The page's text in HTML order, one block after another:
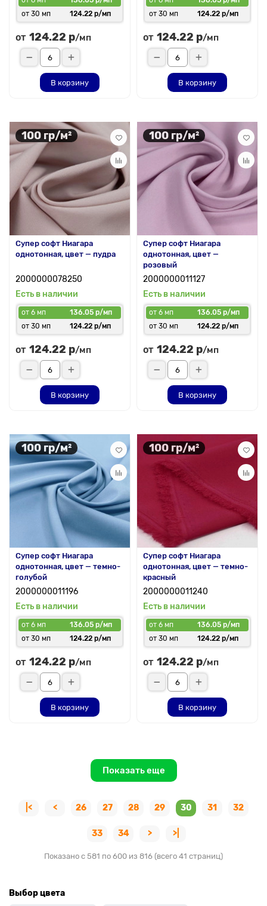
от 30 мп
124.22 р/мп
от 124.22 р/мп
В корзину
от 30 мп
124.22 р/мп
от 124.22 р/мп
В корзину
100 гр/м²
Супер софт Ниагара
однотонная, цвет — пудра
2000000078250
Есть в наличии
от 6 мп
136.05 р/мп
от 30 мп
124.22 р/мп
от 124.22 р/мп
В корзину
100 гр/м²
Супер софт Ниагара
однотонная, цвет —
розовый
2000000011127
Есть в наличии
от 6 мп
136.05 р/мп
от 30 мп
124.22 р/мп
от 124.22 р/мп
В корзину
100 гр/м²
Супер софт Ниагара
однотонная, цвет — темно-
голубой
2000000011196
Есть в наличии
от 6 мп
136.05 р/мп
от 30 мп
124.22 р/мп
от 124.22 р/мп
В корзину
100 гр/м²
Супер софт Ниагара
однотонная, цвет — темно-
красный
2000000011240
Есть в наличии
от 6 мп
136.05 р/мп
от 30 мп
124.22 р/мп
от 124.22 р/мп
В корзину
Показать еще
|< < 26 27 28 29 30 31 32
33 34 > >|
Показано с 581 по 600 из 816 (всего 41 страниц)
Выбор цвета